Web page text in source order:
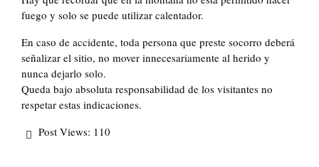
fuego y solo se puede utilizar calentador.
En caso de accidente, toda persona que preste socorro deberá
señalizar el sitio, no mover innecesariamente al herido y
nunca dejarlo solo.
Queda bajo absoluta responsabilidad de los visitantes no
respetar estas indicaciones.
Post Views: 110